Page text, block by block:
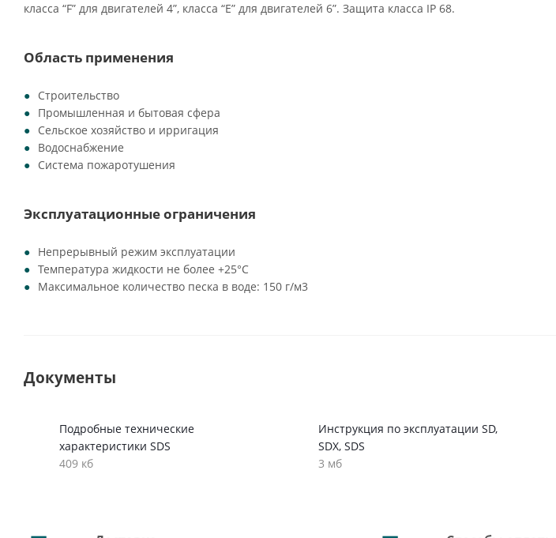
класса “F” для двигателей 4”, класса “Е” для двигателей 6”. Защита класса IP 68.
Область применения
Строительство
Промышленная и бытовая сфера
Сельское хозяйство и ирригация
Водоснабжение
Система пожаротушения
Эксплуатационные ограничения
Непрерывный режим эксплуатации
Температура жидкости не более +25°C
Максимальное количество песка в воде: 150 г/м3
Документы
Подробные технические
характеристики SDS
409 кб
Инструкция по эксплуатации SD,
SDX, SDS
3 мб